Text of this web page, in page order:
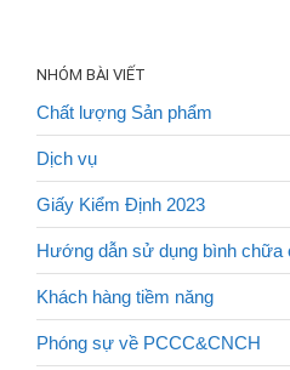
NHÓM BÀI VIẾT
Chất lượng Sản phẩm
Dịch vụ
Giấy Kiểm Định 2023
Hướng dẫn sử dụng bình chữa
Khách hàng tiềm năng
Phóng sự về PCCC&CNCH